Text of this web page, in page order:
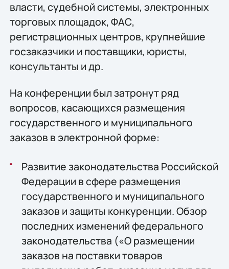
власти, судебной системы, электронных
торговых площадок, ФАС,
регистрационных центров, крупнейшие
госзаказчики и поставщики, юристы,
консультанты и др.
На конференции был затронут ряд
вопросов, касающихся размещения
государственного и муниципального
заказов в электронной форме:
Развитие законодательства Российской
Федерации в сфере размещения
государственного и муниципального
заказов и защиты конкуренции. Обзор
последних изменений федерального
законодательства («О размещении
заказов на поставки товаров